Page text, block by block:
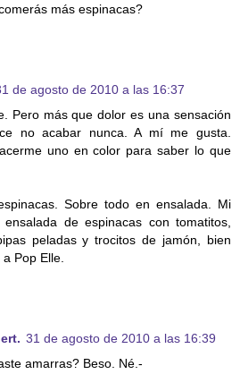
más espinacas?
de agosto de 2010 a las 16:37
Pero más que dolor es una sensación
no acabar nunca. A mí me gusta.
uno en color para saber lo que
Sobre todo en ensalada. Mi
de espinacas con tomatitos,
peladas y trocitos de jamón, bien
Pop Elle.
31 de agosto de 2010 a las 16:39
amarras? Beso. Né.-